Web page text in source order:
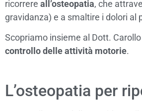
ricorrere all’osteopatia, che
gravidanza) e a smaltire i dolori al
Scopriamo insieme al Dott.
controllo delle attività motorie.
L’osteopatia per